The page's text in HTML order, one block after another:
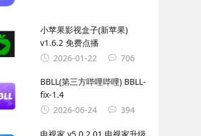
小苹果影视盒子(新苹果)
v1.6.2 免费点播
2026-01-22
706
BBLL(第三方哔哩哔哩) BBLL-
fix-1.4
2026-06-24
394